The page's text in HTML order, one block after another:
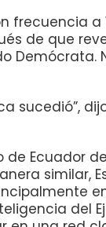
frecuencia a
de que
Demócrata.
sucedió”,
de Ecuador
similar,
del